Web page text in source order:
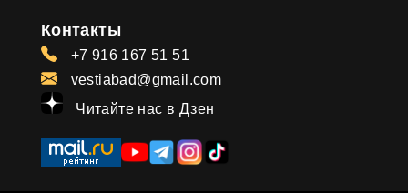
Контакты
+7 916 167 51 51
vestiabad@gmail.com
Читайте нас в Дзен